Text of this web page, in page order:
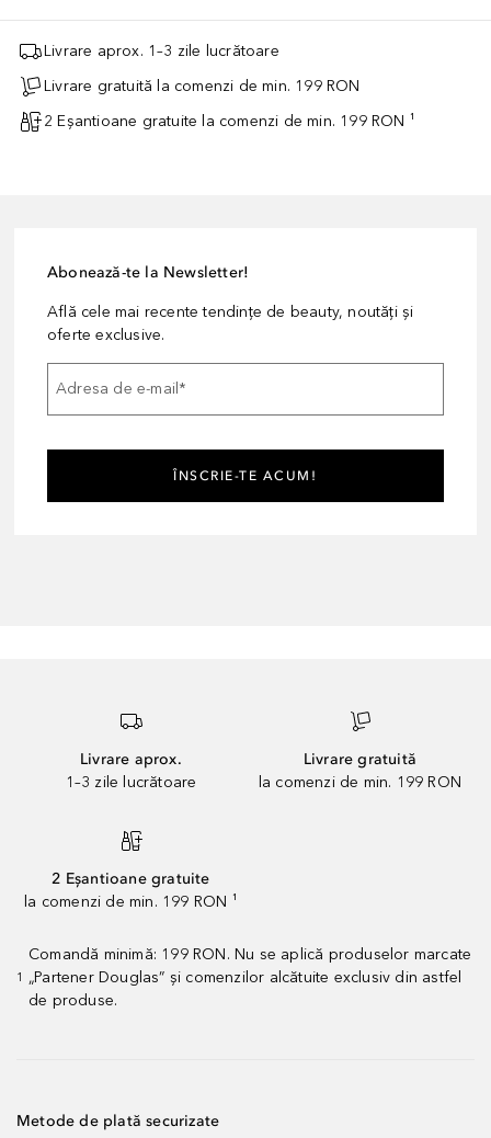
Livrare aprox. 1–3 zile lucrătoare
Livrare gratuită la comenzi de min. 199 RON
2 Eșantioane gratuite la comenzi de min. 199 RON ¹
Abonează-te la Newsletter!
Află cele mai recente tendințe de beauty, noutăți și
oferte exclusive.
Adresa de e-mail*
ÎNSCRIE-TE ACUM!
Livrare aprox.
1–3 zile lucrătoare
Livrare gratuită
la comenzi de min. 199 RON
2 Eșantioane gratuite
la comenzi de min. 199 RON ¹
1
Comandă minimă: 199 RON. Nu se aplică produselor marcate
„Partener Douglas” și comenzilor alcătuite exclusiv din astfel
de produse.
Metode de plată securizate